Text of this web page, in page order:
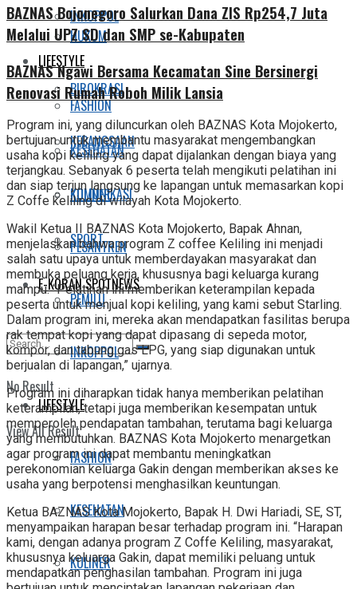
INKOPPOL
LIFESTYLE
FASHION
KESEHATAN
KULINER
SPORT
E-KORAN SPOTNEWS
No Result
View All Result
HUKUM
BIROKRASI
KEBANGSAAN
KOMUNIKASI
PESANTREN
PEMILU
INKOPPOL
LIFESTYLE
FASHION
KESEHATAN
KULINER
BAZNAS Bojonegoro Salurkan Dana ZIS Rp254,7 Juta
Melalui UPZ SD dan SMP se-Kabupaten
BAZNAS Ngawi Bersama Kecamatan Sine Bersinergi
Renovasi Rumah Roboh Milik Lansia
Program ini, yang diluncurkan oleh BAZNAS Kota Mojokerto,
bertujuan untuk membantu masyarakat mengembangkan
usaha kopi keliling yang dapat dijalankan dengan biaya yang
terjangkau. Sebanyak 6 peserta telah mengikuti pelatihan ini
dan siap terjun langsung ke lapangan untuk memasarkan kopi
Z Coffe keliling di wilayah Kota Mojokerto.
Wakil Ketua II BAZNAS Kota Mojokerto, Bapak Ahnan,
menjelaskan bahwa program Z coffee Keliling ini menjadi
salah satu upaya untuk memberdayakan masyarakat dan
membuka peluang kerja, khususnya bagi keluarga kurang
mampu. “Pelatihan ini memberikan keterampilan kepada
peserta untuk menjual kopi keliling, yang kami sebut Starling.
Dalam program ini, mereka akan mendapatkan fasilitas berupa
rak tempat kopi yang dapat dipasang di sepeda motor,
kompor, dan tabung gas LPG, yang siap digunakan untuk
berjualan di lapangan,” ujarnya.
Program ini diharapkan tidak hanya memberikan pelatihan
keterampilan, tetapi juga memberikan kesempatan untuk
memperoleh pendapatan tambahan, terutama bagi keluarga
yang membutuhkan. BAZNAS Kota Mojokerto menargetkan
agar program ini dapat membantu meningkatkan
perekonomian keluarga Gakin dengan memberikan akses ke
usaha yang berpotensi menghasilkan keuntungan.
Ketua BAZNAS Kota Mojokerto, Bapak H. Dwi Hariadi, SE, ST,
menyampaikan harapan besar terhadap program ini. “Harapan
kami, dengan adanya program Z Coffe Keliling, masyarakat,
khususnya keluarga Gakin, dapat memiliki peluang untuk
mendapatkan penghasilan tambahan. Program ini juga